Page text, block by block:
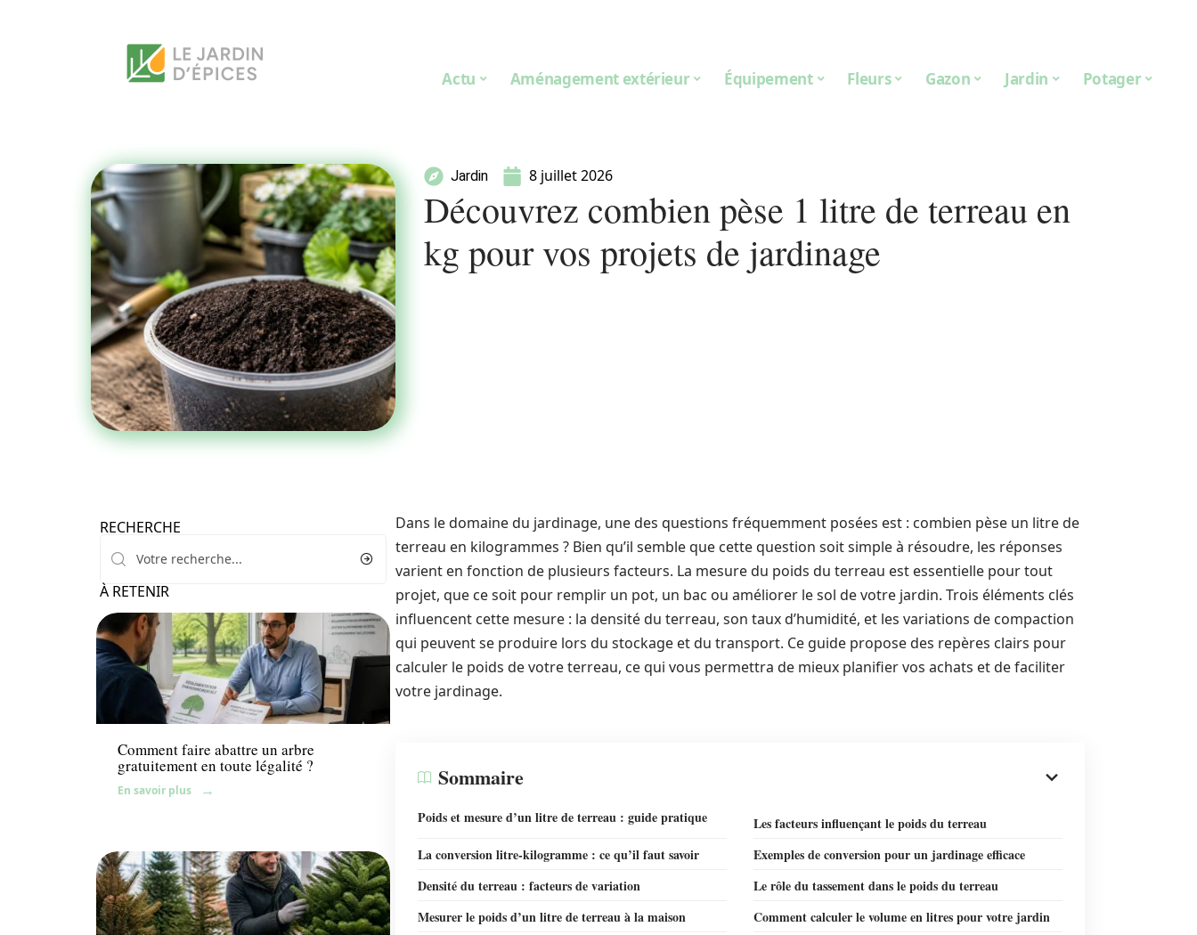
Actu Aménagement extérieur Équipement Fleurs Gazon Jardin Potager
Jardin 8 juillet 2026
Découvrez combien pèse 1 litre de terreau en
kg pour vos projets de jardinage
RECHERCHE
À RETENIR
Aménagement extérieur
Comment faire abattre un arbre
gratuitement en toute légalité ?
En savoir plus
Dans le domaine du jardinage, une des questions fréquemment posées est : combien pèse un litre de
terreau en kilogrammes ? Bien qu’il semble que cette question soit simple à résoudre, les réponses
varient en fonction de plusieurs facteurs. La mesure du poids du terreau est essentielle pour tout
projet, que ce soit pour remplir un pot, un bac ou améliorer le sol de votre jardin. Trois éléments clés
influencent cette mesure : la densité du terreau, son taux d’humidité, et les variations de compaction
qui peuvent se produire lors du stockage et du transport. Ce guide propose des repères clairs pour
calculer le poids de votre terreau, ce qui vous permettra de mieux planifier vos achats et de faciliter
votre jardinage.
Sommaire
Poids et mesure d’un litre de terreau : guide pratique
Les facteurs influençant le poids du terreau
La conversion litre-kilogramme : ce qu’il faut savoir
Exemples de conversion pour un jardinage efficace
Densité du terreau : facteurs de variation
Le rôle du tassement dans le poids du terreau
Mesurer le poids d’un litre de terreau à la maison
Comment calculer le volume en litres pour votre jardin